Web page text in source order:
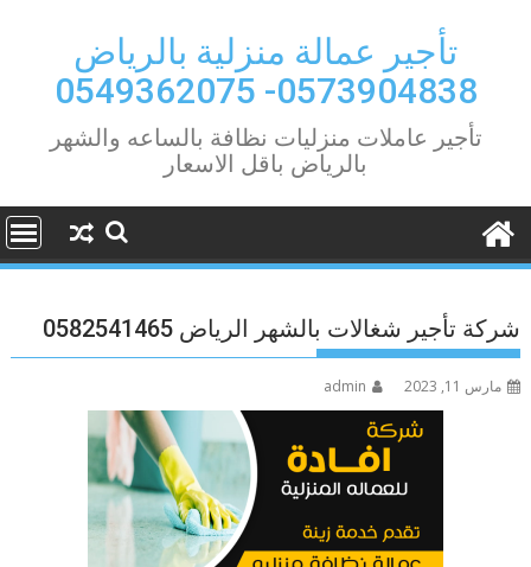
تأجير عمالة منزلية بالرياض
0573904838- 0549362075
تأجير عاملات منزليات نظافة بالساعه والشهر
بالرياض باقل الاسعار
شركة تأجير شغالات بالشهر الرياض 0582541465
مارس 11, 2023 admin